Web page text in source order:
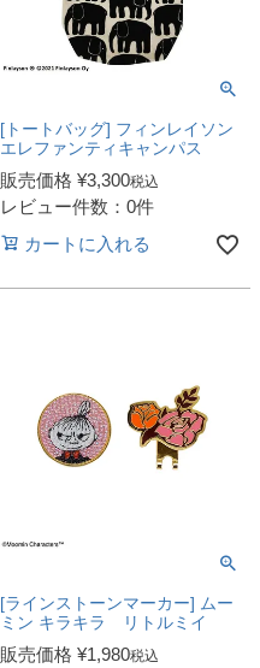
[トートバッグ] フィンレイソン
エレファンティキャンパス
販売価格 ¥3,300税込
レビュー件数：0件
カートに入れる
[ラインストーンマーカー] ムー
ミン キラキラ リトルミイ
販売価格 ¥1,980税込